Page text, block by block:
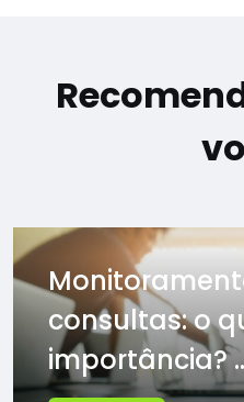
consultas: o
importância?